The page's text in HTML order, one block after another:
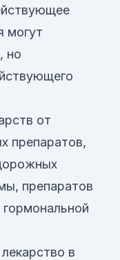
могут
но
от
препаратов,
препаратов
гормональной
в